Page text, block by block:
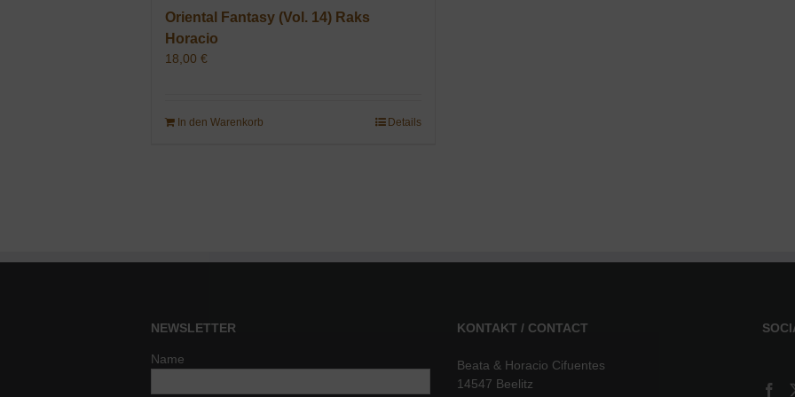
Oriental Fantasy (Vol. 14) Raks
Horacio
18,00 €
In den Warenkorb Details
NEWSLETTER
Name
KONTAKT / CONTACT
Beata & Horacio Cifuentes
14547 Beelitz